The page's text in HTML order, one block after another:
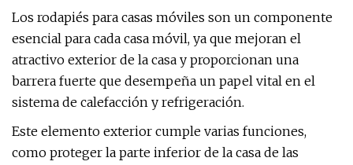
Los rodapiés para casas móviles son un componente
esencial para cada casa móvil, ya que mejoran el
atractivo exterior de la casa y proporcionan una
barrera fuerte que desempeña un papel vital en el
sistema de calefacción y refrigeración.
Este elemento exterior cumple varias funciones,
como proteger la parte inferior de la casa de las